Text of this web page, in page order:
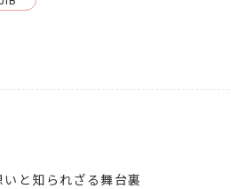
と知られざる舞台裏